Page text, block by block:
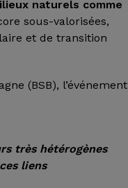
naturels comme
sous-valorisées,
et de transition
(BSB), l’événement
très hétérogènes
liens